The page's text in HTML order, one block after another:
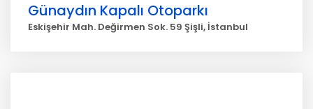
Günaydın Kapalı Otoparkı
Eskişehir Mah. Değirmen Sok. 59 Şişli, İstanbul